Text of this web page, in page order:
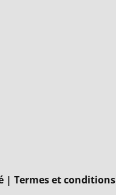
| Termes et conditions